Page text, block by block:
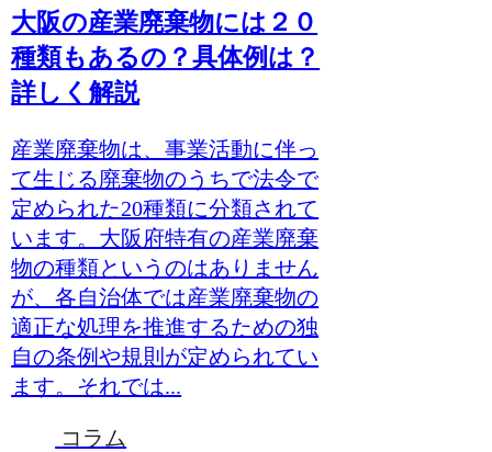
大阪の産業廃棄物には２０
種類もあるの？具体例は？
詳しく解説
産業廃棄物は、事業活動に伴っ
て生じる廃棄物のうちで法令で
定められた20種類に分類されて
います。大阪府特有の産業廃棄
物の種類というのはありません
が、各自治体では産業廃棄物の
適正な処理を推進するための独
自の条例や規則が定められてい
ます。それでは...
コラム